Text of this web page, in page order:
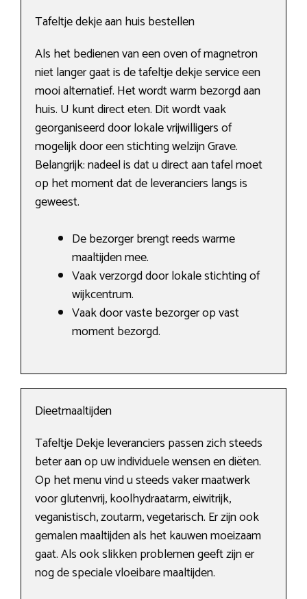
Tafeltje dekje aan huis bestellen
Als het bedienen van een oven of magnetron
niet langer gaat is de tafeltje dekje service een
mooi alternatief. Het wordt warm bezorgd aan
huis. U kunt direct eten. Dit wordt vaak
georganiseerd door lokale vrijwilligers of
mogelijk door een stichting welzijn Grave.
Belangrijk: nadeel is dat u direct aan tafel moet
op het moment dat de leveranciers langs is
geweest.
De bezorger brengt reeds warme
maaltijden mee.
Vaak verzorgd door lokale stichting of
wijkcentrum.
Vaak door vaste bezorger op vast
moment bezorgd.
Dieetmaaltijden
Tafeltje Dekje leveranciers passen zich steeds
beter aan op uw individuele wensen en diëten.
Op het menu vind u steeds vaker maatwerk
voor glutenvrij, koolhydraatarm, eiwitrijk,
veganistisch, zoutarm, vegetarisch. Er zijn ook
gemalen maaltijden als het kauwen moeizaam
gaat. Als ook slikken problemen geeft zijn er
nog de speciale vloeibare maaltijden.